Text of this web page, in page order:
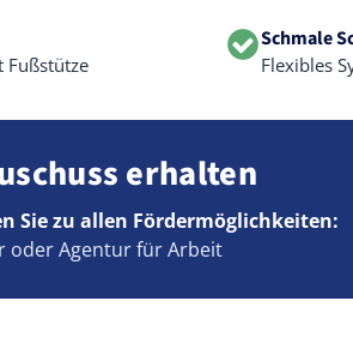
Fußstütze
Schmale
Flexibles
erhalten
Sie zu allen Fördermöglichkeiten:
oder Agentur für Arbeit